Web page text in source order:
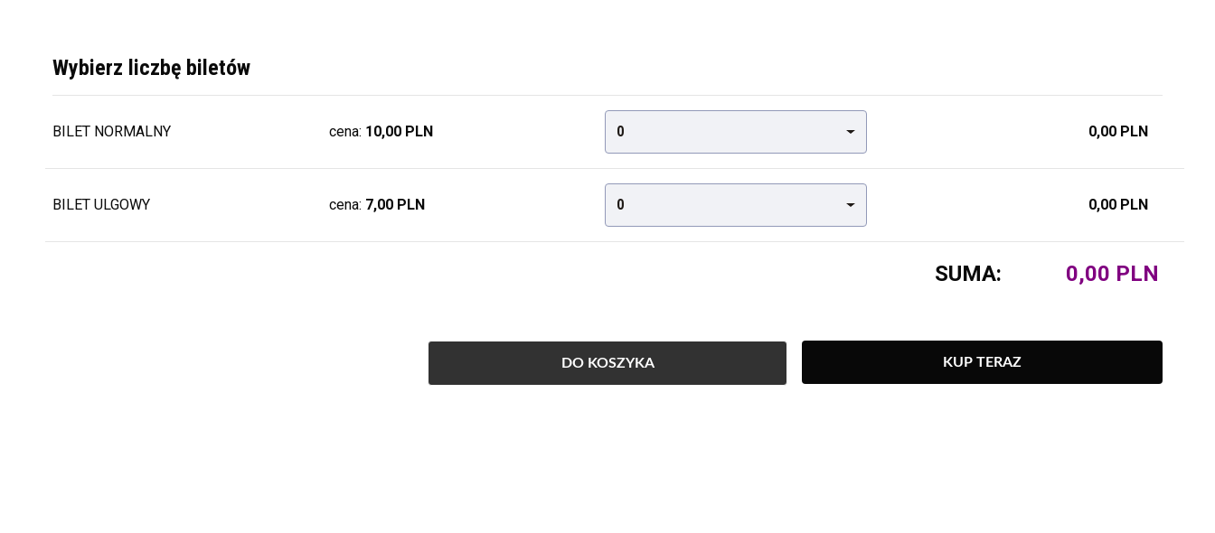
Wybierz liczbę biletów
BILET NORMALNY cena: 10,00 PLN 0 0,00 PLN
BILET ULGOWY cena: 7,00 PLN 0 0,00 PLN
SUMA:
DO KOSZYKA KUP TERAZ